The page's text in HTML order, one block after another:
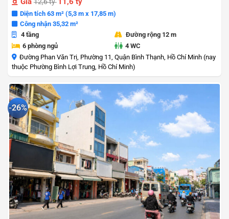
12,6 tỷ
Diện tích 63 m² (5,3 m x 17,85 m)
Công nhận 35,32 m²
4 tầng
Đường rộng 12 m
6 phòng ngủ
4 WC
Đường Phan Văn Trị, Phường 11, Quận Bình Thạnh, Hồ Chí Minh (nay
thuộc Phường Bình Lợi Trung, Hồ Chí Minh)
-26%